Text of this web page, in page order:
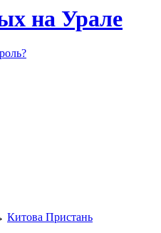
на Урале
Китова Пристань